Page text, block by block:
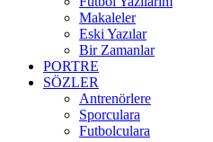
Makaleler
Eski Yazılar
Bir Zamanlar
PORTRE
SÖZLER
Antrenörlere
Sporculara
Futbolculara